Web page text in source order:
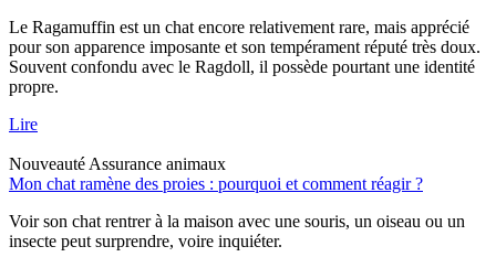
Le Ragamuffin est un chat encore relativement rare, mais apprécié
pour son apparence imposante et son tempérament réputé très doux.
Souvent confondu avec le Ragdoll, il possède pourtant une identité
propre.
Lire
Nouveauté Assurance animaux
Mon chat ramène des proies : pourquoi et comment réagir ?
Voir son chat rentrer à la maison avec une souris, un oiseau ou un
insecte peut surprendre, voire inquiéter.